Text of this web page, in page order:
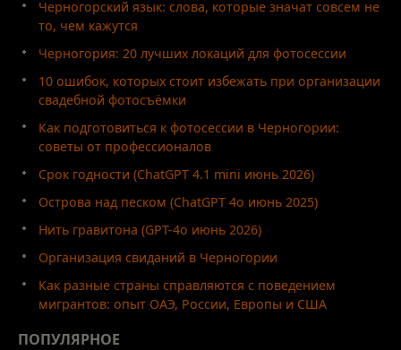
Черногорский язык: слова, которые значат совсем не
то, чем кажутся
Черногория: 20 лучших локаций для фотосессии
10 ошибок, которых стоит избежать при организации
свадебной фотосъёмки
Как подготовиться к фотосессии в Черногории:
советы от профессионалов
Срок годности (ChatGPT 4.1 mini июнь 2026)
Острова над песком (ChatGPT 4o июнь 2025)
Нить гравитона (GPT-4o июнь 2026)
Организация свиданий в Черногории
Как разные страны справляются с поведением
мигрантов: опыт ОАЭ, России, Европы и США
ПОПУЛЯРНОЕ